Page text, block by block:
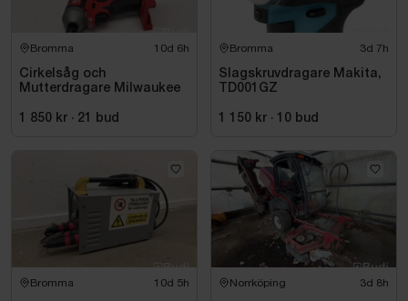
Bromma 10d 6h
Cirkelsåg och
Mutterdragare Milwaukee
1 850 kr · 21 bud
Bromma 3d 7h
Slagskruvdragare Makita,
TD001GZ
1 150 kr · 10 bud
Bromma 10d 5h Norrköping 3d 8h